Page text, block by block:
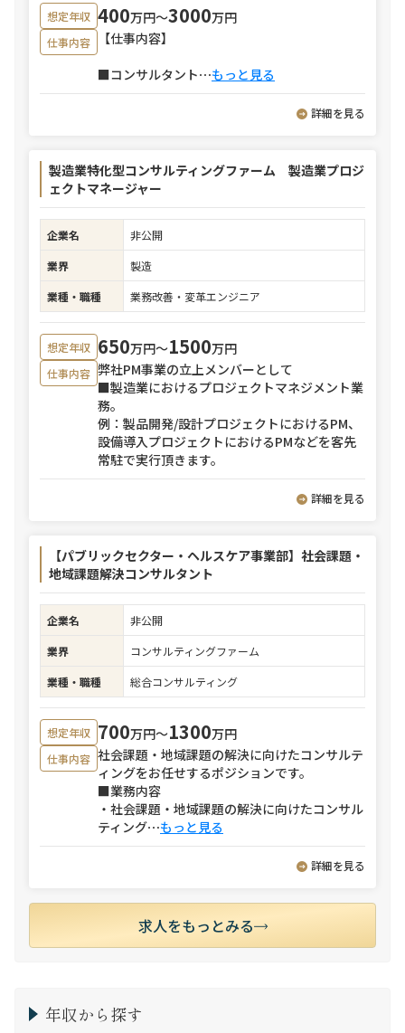
想定年収 400万円〜3000万円
仕事内容
【仕事内容】
■コンサルタント⋯もっと見る
詳細を見る
製造業特化型コンサルティングファーム 製造業プロジ
ェクトマネージャー
企業名
非公開
業界
製造
業種・職種
業務改善・変革エンジニア
想定年収 650万円〜1500万円
仕事内容 弊社PM事業の立上メンバーとして
■製造業におけるプロジェクトマネジメント業
務。
例：製品開発/設計プロジェクトにおけるPM、
設備導入プロジェクトにおけるPMなどを客先
常駐で実行頂きます。
詳細を見る
【パブリックセクター・ヘルスケア事業部】社会課題・
地域課題解決コンサルタント
企業名
非公開
業界
コンサルティングファーム
業種・職種
総合コンサルティング
想定年収 700万円〜1300万円
仕事内容 社会課題・地域課題の解決に向けたコンサルテ
ィングをお任せするポジションです。
■業務内容
・社会課題・地域課題の解決に向けたコンサル
ティング⋯もっと見る
詳細を見る
求人をもっとみる
年収から探す